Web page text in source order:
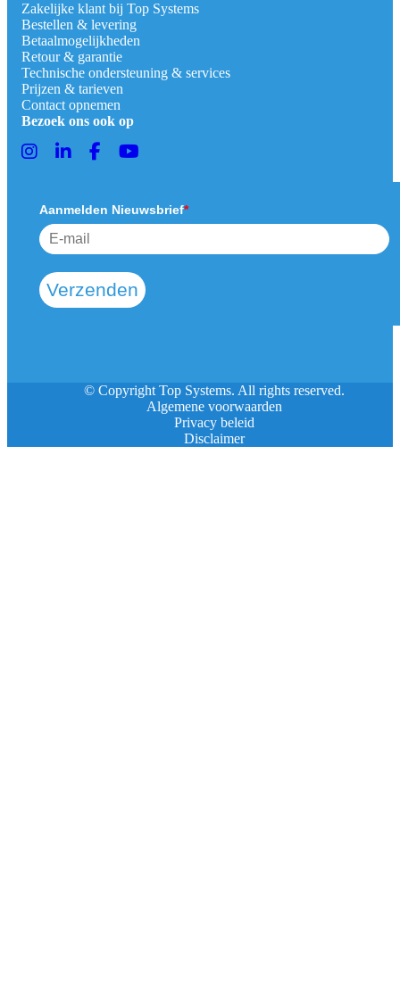
Zakelijke klant bij Top Systems
Bestellen & levering
Betaalmogelijkheden
Retour & garantie
Technische ondersteuning & services
Prijzen & tarieven
Contact opnemen
Bezoek ons ook op
Aanmelden Nieuwsbrief*
Verzenden
© Copyright Top Systems. All rights reserved.
Algemene voorwaarden
Privacy beleid
Disclaimer